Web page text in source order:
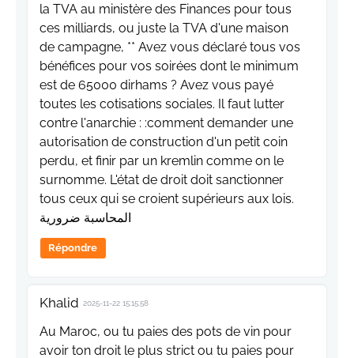
la TVA au ministère des Finances pour tous
ces milliards, ou juste la TVA d'une maison
de campagne, ** Avez vous déclaré tous vos
bénéfices pour vos soirées dont le minimum
est de 65000 dirhams ? Avez vous payé
toutes les cotisations sociales. Il faut lutter
contre l'anarchie : :comment demander une
autorisation de construction d'un petit coin
perdu, et finir par un kremlin comme on le
surnomme. L'état de droit doit sanctionner
tous ceux qui se croient supérieurs aux lois.
المحاسبة ضرورية
Répondre
Khalid 2025-11-22 15:15:58
Au Maroc, ou tu paies des pots de vin pour
avoir ton droit le plus strict ou tu paies pour